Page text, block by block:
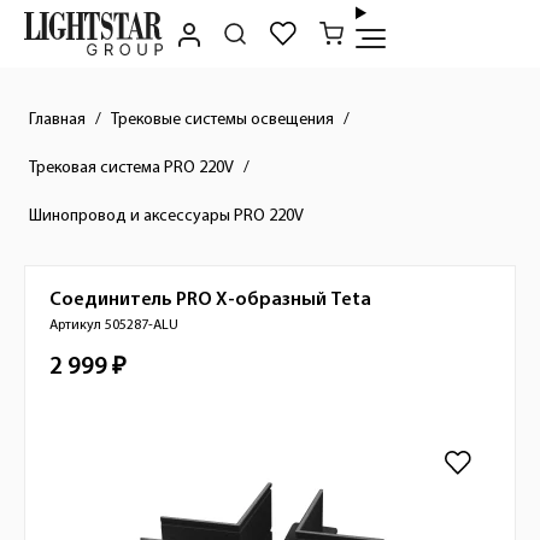
Главная Трековые системы освещения
Трековая система PRO 220V
Шинопровод и аксессуары PRO 220V
Краткое описание товара
Соединитель PRO Х-образный Teta
Артикул 505287-ALU
Стоимость товара
2 999 ₽